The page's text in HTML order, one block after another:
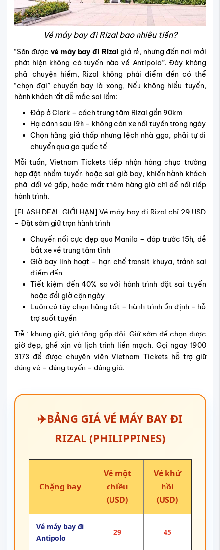
Vé máy bay đi Rizal bao nhiêu tiền?
“Săn được vé máy bay đi Rizal giá rẻ, nhưng đến nơi mới
phát hiện không có tuyến nào về Antipolo”. Đây không
phải chuyện hiếm, Rizal không phải điểm đến có thể
“chọn đại” chuyến bay là xong, Nếu không hiểu tuyến,
hành khách rất dễ mắc sai lầm:
Đáp ở Clark – cách trung tâm Rizal gần 90km
Hạ cánh sau 19h – không còn xe nối tuyến trong ngày
Chọn hãng giá thấp nhưng lệch nhà gga, phải tự di
chuyển qua ga quốc tế
Mỗi tuần, Vietnam Tickets tiếp nhận hàng chục trường
hợp đặt nhầm tuyến hoặc sai giờ bay, khiến hành khách
phải đổi vé gấp, hoặc mất thêm hàng giờ chỉ để nối tiếp
hành trình.
[FLASH DEAL GIỚI HẠN] Vé máy bay đi Rizal chỉ 29 USD
– Đặt sớm giữ trọn hành trình
Chuyến nối cực đẹp qua Manila – đáp trước 15h, dễ
bắt xe về trung tâm tỉnh
Giờ bay linh hoạt – hạn chế transit khuya, tránh sai
điểm đến
Tiết kiệm đến 40% so với hành trình đặt sai tuyến
hoặc đổi giờ cận ngày
Luôn có tùy chọn hãng tốt – hành trình ổn định – hỗ
trợ suốt tuyến
Trễ 1 khung giờ, giá tăng gấp đôi. Giữ sớm để chọn được
giờ đẹp, ghế xịn và lịch trình liền mạch. Gọi ngay 1900
3173 để được chuyên viên Vietnam Tickets hỗ trợ giữ
đúng vé – đúng tuyến – đúng giá.
✈️BẢNG GIÁ VÉ MÁY BAY ĐI
RIZAL (PHILIPPINES)
Chặng bay
Vé một
chiều
(USD)
Vé khứ
hồi
(USD)
Vé máy bay đi
Antipolo
29 45